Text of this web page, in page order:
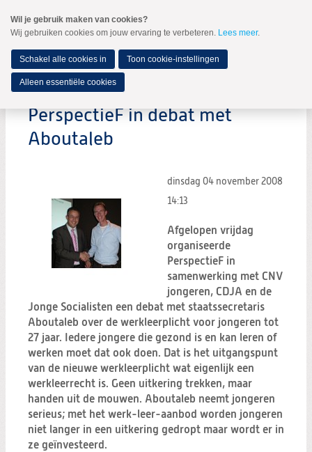
naar
Spring
de
inhoud
Spring
naar
hoofdmenu
MENU
Zoeken:
Zoeken
PerspectieF in debat met
Aboutaleb
dinsdag 04 november 2008
14:13
Afgelopen vrijdag
organiseerde
PerspectieF in
samenwerking met CNV
jongeren, CDJA en de
Jonge Socialisten een debat met staatssecretaris
Aboutaleb over de werkleerplicht voor jongeren tot
27 jaar. Iedere jongere die gezond is en kan leren of
werken moet dat ook doen. Dat is het uitgangspunt
van de nieuwe werkleerplicht wat eigenlijk een
werkleerrecht is. Geen uitkering trekken, maar
handen uit de mouwen. Aboutaleb neemt jongeren
serieus; met het werk-leer-aanbod worden jongeren
niet langer in een uitkering gedropt maar wordt er in
ze geïnvesteerd.
Wil je gebruik maken van cookies?
Wij gebruiken cookies om jouw ervaring te verbeteren. Lees meer.
Schakel alle cookies in Toon cookie-instellingen
Alleen essentiële cookies